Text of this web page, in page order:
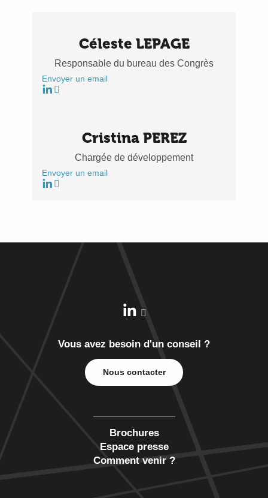
Céleste LEPAGE
Responsable du bureau des Congrès
Envoyer un email
Cristina PEREZ
Chargée de développement
Envoyer un email
Vous avez besoin d'un conseil ?
Nous contacter
Brochures
Espace presse
Comment venir ?